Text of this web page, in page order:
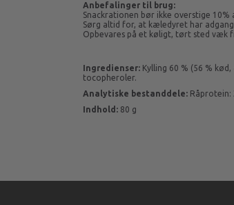
Anbefalinger til brug:
Snackrationen bør ikke overstige
Sørg altid for, at kæledyret har
Opbevares på et køligt, tørt sted væk
Ingredienser: Kylling 60 % (56 %
tocopheroler.
Analytiske bestanddele: Råprotein:
Indhold: 80 g